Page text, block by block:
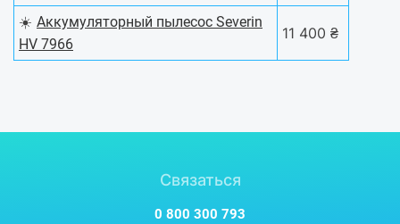
☀️ Аккумуляторный пылесос Severin
HV 7966
11 400 ₴
Связаться
0 800 300 793